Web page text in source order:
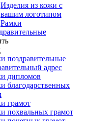
Изделия из кожи с
вашим логотипом
Рамки
поздравительные
адрес
дипломов
благодарственных
грамот
похвальных грамот